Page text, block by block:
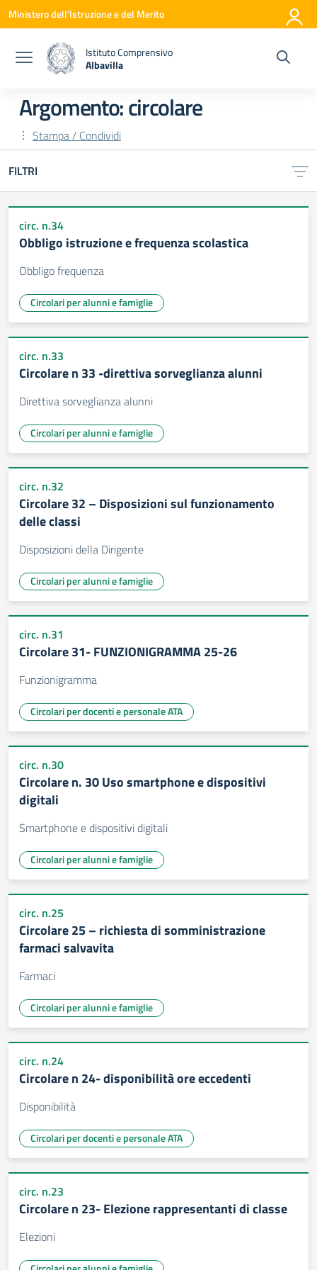
Vai ai contenuti
Vai al menu di navigazione
Vai al footer
Ministero dell'Istruzione e del Merito
Istituto Comprensivo
Albavilla
Argomento: circolare
Stampa / Condividi
FILTRI
circ. n.34
Obbligo istruzione e frequenza scolastica
Obbligo frequenza
Circolari per alunni e famiglie
circ. n.33
Circolare n 33 -direttiva sorveglianza alunni
Direttiva sorveglianza alunni
Circolari per alunni e famiglie
circ. n.32
Circolare 32 – Disposizioni sul funzionamento
delle classi
Disposizioni della Dirigente
Circolari per alunni e famiglie
circ. n.31
Circolare 31- FUNZIONIGRAMMA 25-26
Funzionigramma
Circolari per docenti e personale ATA
circ. n.30
Circolare n. 30 Uso smartphone e dispositivi
digitali
Smartphone e dispositivi digitali
Circolari per alunni e famiglie
circ. n.25
Circolare 25 – richiesta di somministrazione
farmaci salvavita
Farmaci
Circolari per alunni e famiglie
circ. n.24
Circolare n 24- disponibilità ore eccedenti
Disponibilità
Circolari per docenti e personale ATA
circ. n.23
Circolare n 23- Elezione rappresentanti di classe
Elezioni